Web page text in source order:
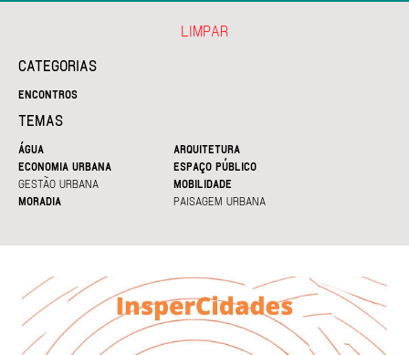
CATEGORIAS
ENCONTROS
TEMAS
ÁGUA
ARQUITETURA
ECONOMIA URBANA
ESPAÇO PÚBLICO
GESTÃO URBANA
MOBILIDADE
MORADIA
PAISAGEM URBANA
LIMPAR